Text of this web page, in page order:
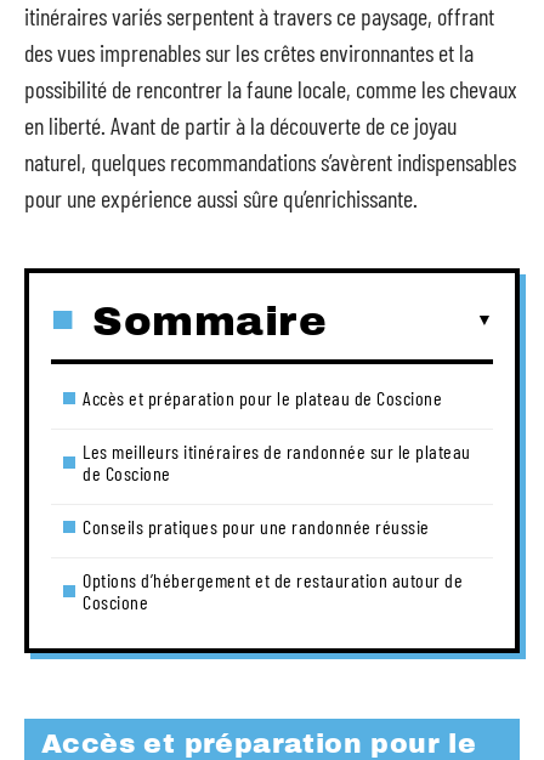
itinéraires variés serpentent à travers ce paysage, offrant
des vues imprenables sur les crêtes environnantes et la
possibilité de rencontrer la faune locale, comme les chevaux
en liberté. Avant de partir à la découverte de ce joyau
naturel, quelques recommandations s’avèrent indispensables
pour une expérience aussi sûre qu’enrichissante.
Sommaire
Accès et préparation pour le plateau de Coscione
Les meilleurs itinéraires de randonnée sur le plateau
de Coscione
Conseils pratiques pour une randonnée réussie
Options d’hébergement et de restauration autour de
Coscione
Accès et préparation pour le